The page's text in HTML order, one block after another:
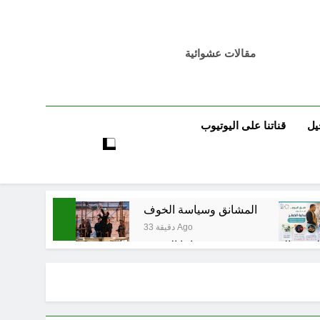
مقالات عشوائية
قناتنا على اليوتيوب
المشانق وسياسة الخوف
33 دقيقة Ago
والاحزاب والمليشيات والاذرع